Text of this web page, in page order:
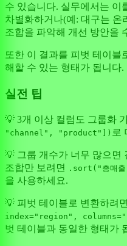
수 있습니다. 실무에서는 이
차별화하거나(예: 대구는 온
조합을 파악해 개선 방안을
또한 이 결과를 피벗 테이블
해할 수 있는 형태가 됩니다.
실전 팁
💡 3개 이상 컬럼도 그룹화
"channel", "product"]) 로
💡 그룹 개수가 너무 많으면
조합만 보려면
.sort("총매
을 사용하세요.
💡 피벗 테이블로 변환하려면
index="region",
벗 테이블과 동일한 형태가